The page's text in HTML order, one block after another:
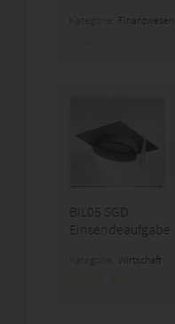
Finanzwesen
BIL05 SGD
Einsendeaufgabe
Wirtschaft